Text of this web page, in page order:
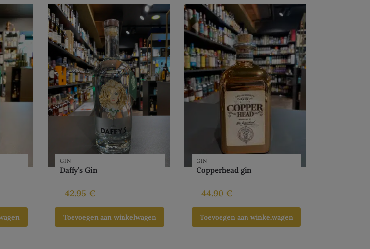
GIN
Daffy’s Gin
42.95 €
Toevoegen aan winkelwagen
GIN
Copperhead gin
44.90 €
Toevoegen aan winkelwagen